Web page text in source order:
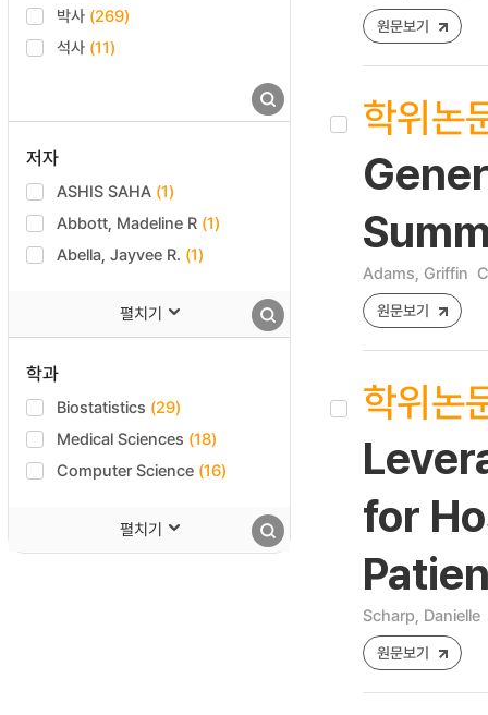
박사 (269)
석사 (11)
저자
ASHIS SAHA (1)
Abbott, Madeline R (1)
Abella, Jayvee R. (1)
펼치기
학과
Biostatistics (29)
Medical Sciences (18)
Computer Science (16)
펼치기
원문보기
학위논
Adams, Griffin
원문보기
학위논
for
Scharp, Danielle
원문보기